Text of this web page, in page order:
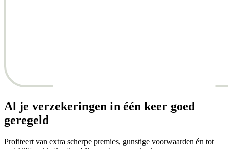
Al je verzekeringen in één keer goed
geregeld
Profiteert van extra scherpe premies, gunstige voorwaarden én tot